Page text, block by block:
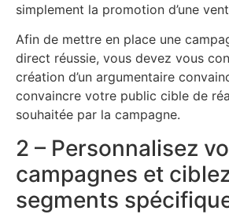
simplement la promotion d’une
Afin de mettre en place une
direct réussie, vous devez vous
création d’un argumentaire
convaincre votre public cible de
souhaitée par la campagne.
2 – Personnalisez
campagnes et
segments